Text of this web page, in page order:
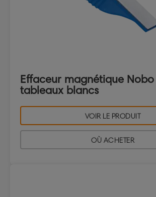
Effaceur magnétique
tableaux blancs
VOIR LE PRODUIT
OÙ ACHETER